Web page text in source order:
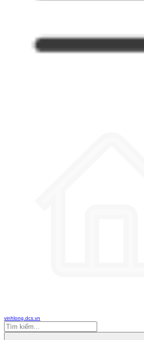
vinhlong.dcs.vn